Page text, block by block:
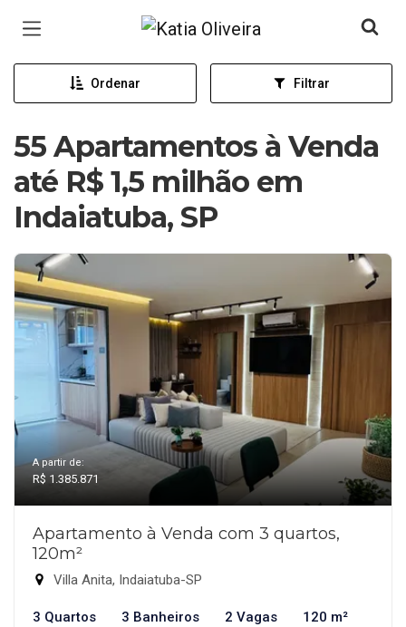
Página inicial
Ordenar Filtrar
55 Apartamentos à Venda
até R$ 1,5 milhão em
Indaiatuba, SP
A partir de:
R$ 1.385.871
Apartamento à Venda com 3 quartos,
120m²
Villa Anita, Indaiatuba-SP
3 Quartos 3 Banheiros 2 Vagas 120 m²